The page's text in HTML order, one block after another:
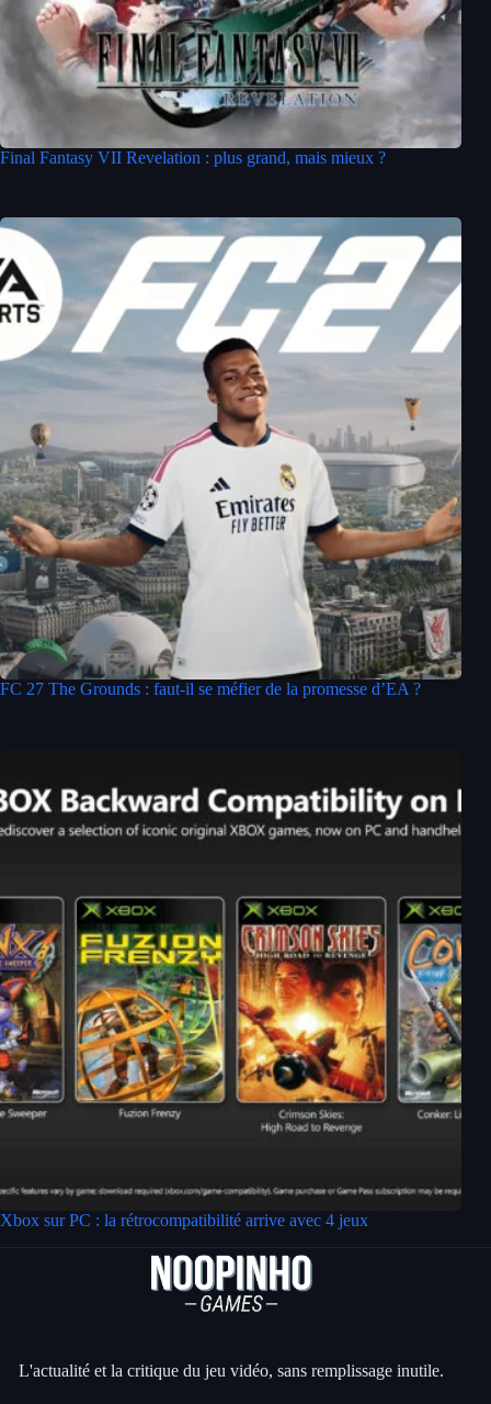
Final Fantasy VII Revelation : plus grand, mais mieux ?
FC 27 The Grounds : faut-il se méfier de la promesse d’EA ?
Xbox sur PC : la rétrocompatibilité arrive avec 4 jeux
L'actualité et la critique du jeu vidéo, sans remplissage inutile.